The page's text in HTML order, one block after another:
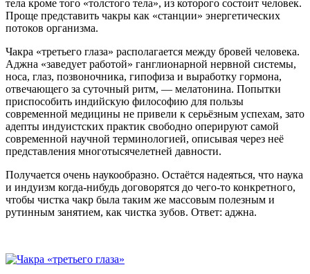
тела кроме того «толстого тела», из которого состоит человек.
Проще представить чакры как «станции» энергетических
потоков организма.
Чакра «третьего глаза» располагается между бровей человека.
Аджна «заведует работой» ганглионарной нервной системы,
носа, глаз, позвоночника, гипофиза и выработку гормона,
отвечающего за суточный ритм, — мелатонина. Попытки
приспособить индийскую философию для пользы
современной медицины не привели к серьёзным успехам, зато
адепты индуистских практик свободно оперируют самой
современной научной терминологией, описывая через неё
представления многотысячелетней давности.
Получается очень наукообразно. Остаётся надеяться, что наука
и индуизм когда-нибудь договорятся до чего-то конкретного,
чтобы чистка чакр была таким же массовым полезным и
рутинным занятием, как чистка зубов. Ответ: аджна.